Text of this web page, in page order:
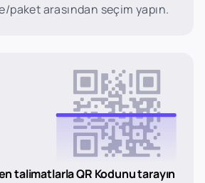
paket arasından seçim yapın.
talimatlarla QR Kodunu tarayın